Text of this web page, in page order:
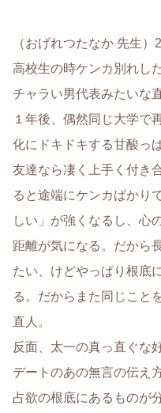
（おげれつたなか 先生
高校生の時ケンカ別れし
チャラい男代表みたいな
１年後、偶然同じ大学で
化にドキドキする甘酸っ
友達なら凄く上手く付き
ると途端にケンカばかり
しい」が強くなるし、心
距離が気になる。だから
たい、けどやっぱり根底
る。だからまた同じこと
直人。
反面、太一の真っ直ぐな
デートのあの無言の伝
占欲の根底にあるものが